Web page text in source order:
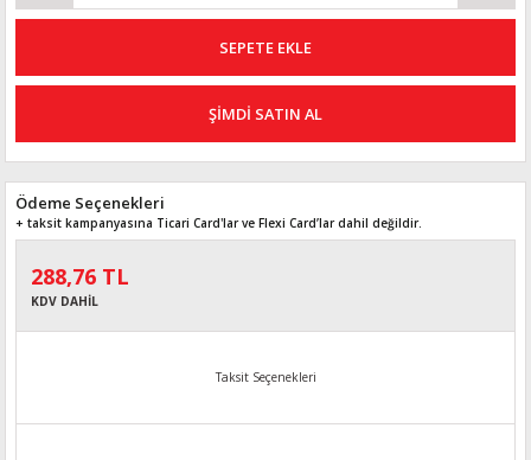
SEPETE EKLE
ŞİMDİ SATIN AL
Ödeme Seçenekleri
+ taksit kampanyasına Ticari Card'lar ve Flexi Card’lar dahil değildir.
288,76 TL
KDV DAHİL
Taksit Seçenekleri